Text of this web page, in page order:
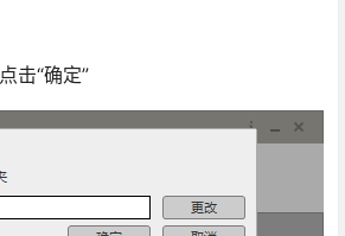
击“确定”